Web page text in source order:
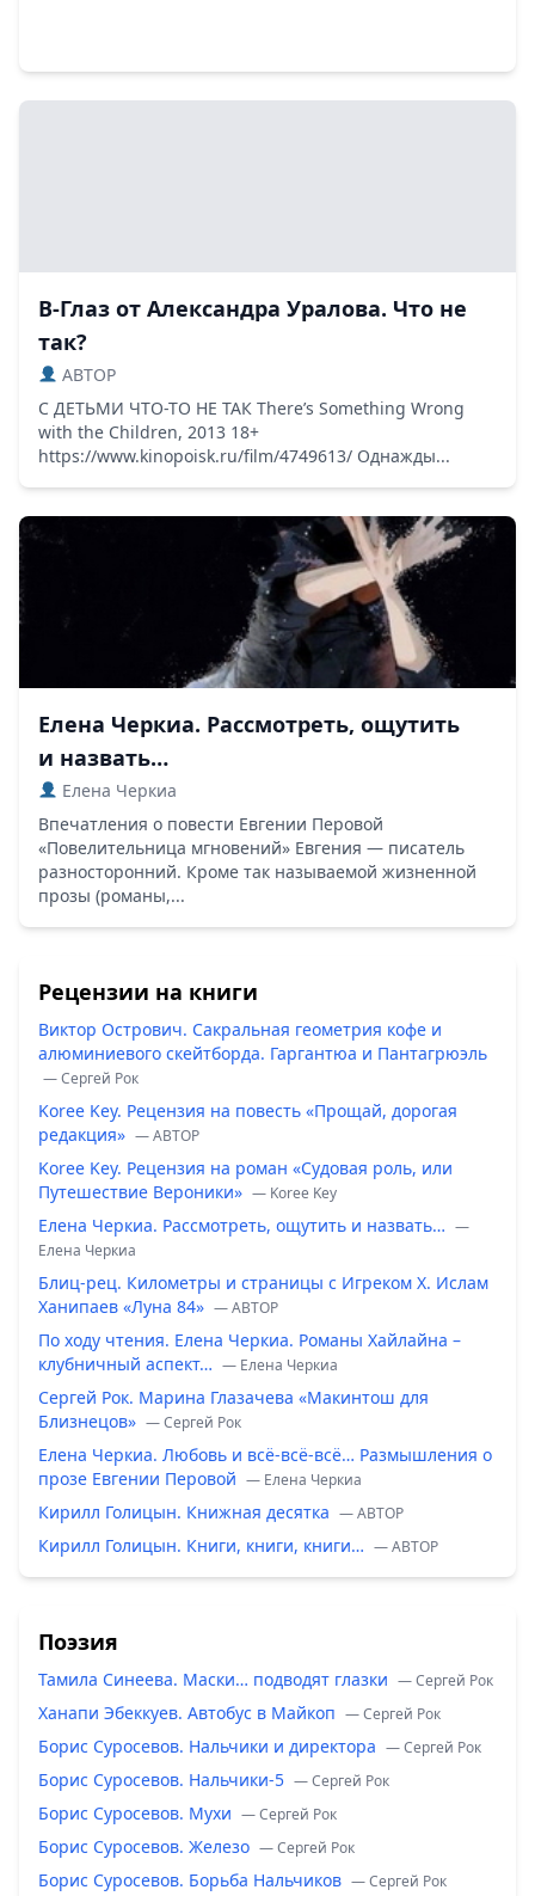
В-Глаз от Александра Уралова. Что не
так?
ABTOP
С ДЕТЬМИ ЧТО-ТО НЕ ТАК There’s Something Wrong
with the Children, 2013 18+
https://www.kinopoisk.ru/film/4749613/ Однажды...
Елена Черкиа. Рассмотреть, ощутить
и назвать…
Елена Черкиа
Впечатления о повести Евгении Перовой
«Повелительница мгновений» Евгения — писатель
разносторонний. Кроме так называемой жизненной
прозы (романы,...
Рецензии на книги
Виктор Острович. Сакральная геометрия кофе и
алюминиевого скейтборда. Гаргантюа и Пантагрюэль
— Сергей Рок
Koree Key. Рецензия на повесть «Прощай, дорогая
редакция» — ABTOP
Koree Key. Рецензия на роман «Судовая роль, или
Путешествие Вероники» — Koree Key
Елена Черкиа. Рассмотреть, ощутить и назвать… —
Елена Черкиа
Блиц-рец. Километры и страницы с Игреком Х. Ислам
Ханипаев «Луна 84» — ABTOP
По ходу чтения. Елена Черкиа. Романы Хайлайна –
клубничный аспект… — Елена Черкиа
Сергей Рок. Марина Глазачева «Макинтош для
Близнецов» — Сергей Рок
Елена Черкиа. Любовь и всё-всё-всё… Размышления о
прозе Евгении Перовой — Елена Черкиа
Кирилл Голицын. Книжная десятка — ABTOP
Кирилл Голицын. Книги, книги, книги… — ABTOP
Поэзия
Тамила Синеева. Маски… подводят глазки — Сергей Рок
Ханапи Эбеккуев. Автобус в Майкоп — Сергей Рок
Борис Суросевов. Нальчики и директора — Сергей Рок
Борис Суросевов. Нальчики-5 — Сергей Рок
Борис Суросевов. Мухи — Сергей Рок
Борис Суросевов. Железо — Сергей Рок
Борис Суросевов. Борьба Нальчиков — Сергей Рок